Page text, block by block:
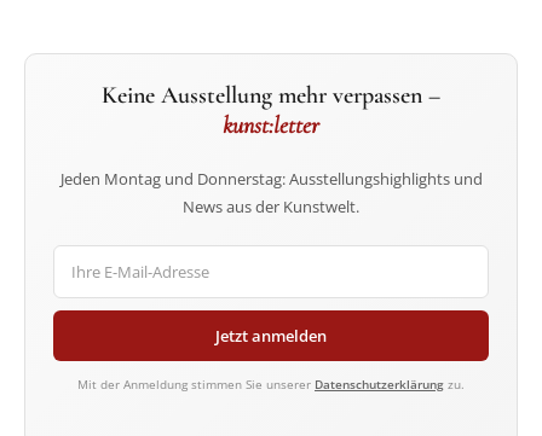
Keine Ausstellung mehr verpassen –
kunst:letter
Jeden Montag und Donnerstag: Ausstellungshighlights und
News aus der Kunstwelt.
Jetzt anmelden
Mit der Anmeldung stimmen Sie unserer Datenschutzerklärung zu.